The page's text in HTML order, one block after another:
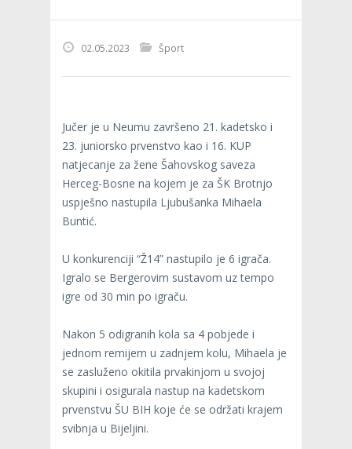
02.05.2023 Šport
Jučer je u Neumu završeno 21. kadetsko i
23. juniorsko prvenstvo kao i 16. KUP
natjecanje za žene Šahovskog saveza
Herceg-Bosne na kojem je za ŠK Brotnjo
uspješno nastupila Ljubušanka Mihaela
Buntić.
U konkurenciji “Ž14” nastupilo je 6 igrača.
Igralo se Bergerovim sustavom uz tempo
igre od 30 min po igraču.
Nakon 5 odigranih kola sa 4 pobjede i
jednom remijem u zadnjem kolu, Mihaela je
se zasluženo okitila prvakinjom u svojoj
skupini i osigurala nastup na kadetskom
prvenstvu ŠU BIH koje će se održati krajem
svibnja u Bijeljini.